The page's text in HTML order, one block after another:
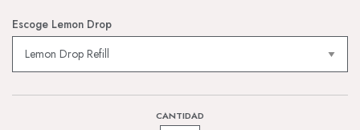
Escoge Lemon Drop
CANTIDAD